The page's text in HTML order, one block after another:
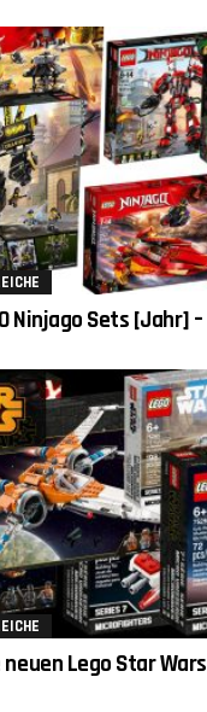
Ninjago Sets [Jahr]
neuen Lego Star